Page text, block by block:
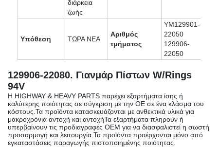
διάρκεια
ζωής
Υπόθεση ΤΩΡΑ ΝΕΑ
Αριθμός
τμήματος
ΥΜ129901-
22050
129906-
22050
129906-22080. Γιανμάρ Πίστων W/Rings
94V
Η HIGHWAY & HEAVY PARTS παρέχει εξαρτήματα ίσης ή
καλύτερης ποιότητας σε σύγκριση με την OE σε ένα κλάσμα του
κόστους.Τα προϊόντα κατασκευάζονται με ανθεκτικά υλικά για
μακροχρόνια αντοχή και αντοχήΤα εξαρτήματα πληρούν ή
υπερβαίνουν τις προδιαγραφές OEM για να διασφαλιστεί η σωστή
προσαρμογή και λειτουργία.Τα προϊόντα προέρχονται μόνο από
εγκαταστάσεις παραγωγής πιστοποιημένης ποιότητας.